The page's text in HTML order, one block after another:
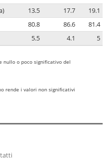
13.5 17.7
19.1
80.8 86.6
81.4
5.5 4.1 5
nullo o poco significativo del
rende i valori non significativi